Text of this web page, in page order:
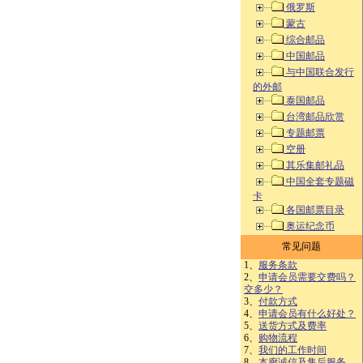
俄罗斯
蒙古
综合邮品
中国邮品
与中国联合发行
的外邮
泰国邮品
台湾邮品欣赏
专题邮票
空册
其乐集邮礼品
中国全套专题磁
卡
各国邮票目录
奥运纪念币
常见问题
1、 服务条款
2、 申请会员需要交费吗？
交多少？
3、 付款方式
4、 申请会员有什么好处？
5、 送货方式及费率
6、 购物流程
7、 我们的工作时间